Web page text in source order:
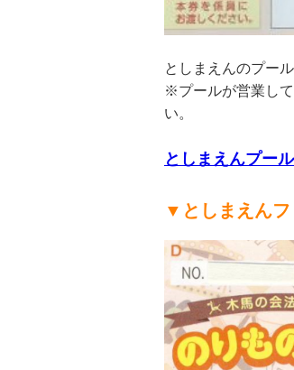
としまえんのプー
※プールが営業し
い。
としまえんプー
▼としまえんフ